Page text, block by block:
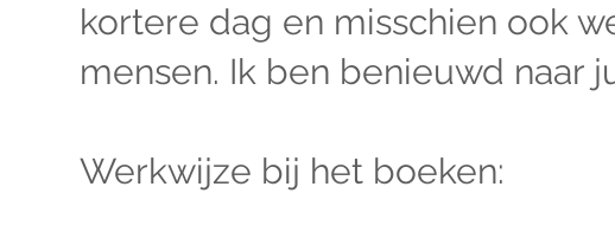
kortere dag en misschien ook
mensen. Ik ben benieuwd naar
Werkwijze bij het boeken: